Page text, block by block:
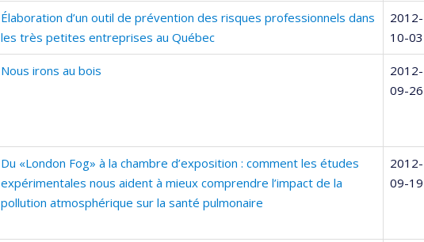
Élaboration d’un outil de prévention des risques professionnels dans
les très petites entreprises au Québec
2012-
10-03
Nous irons au bois
2012-
09-26
Du «London Fog» à la chambre d’exposition : comment les études
expérimentales nous aident à mieux comprendre l’impact de la
pollution atmosphérique sur la santé pulmonaire
2012-
09-19